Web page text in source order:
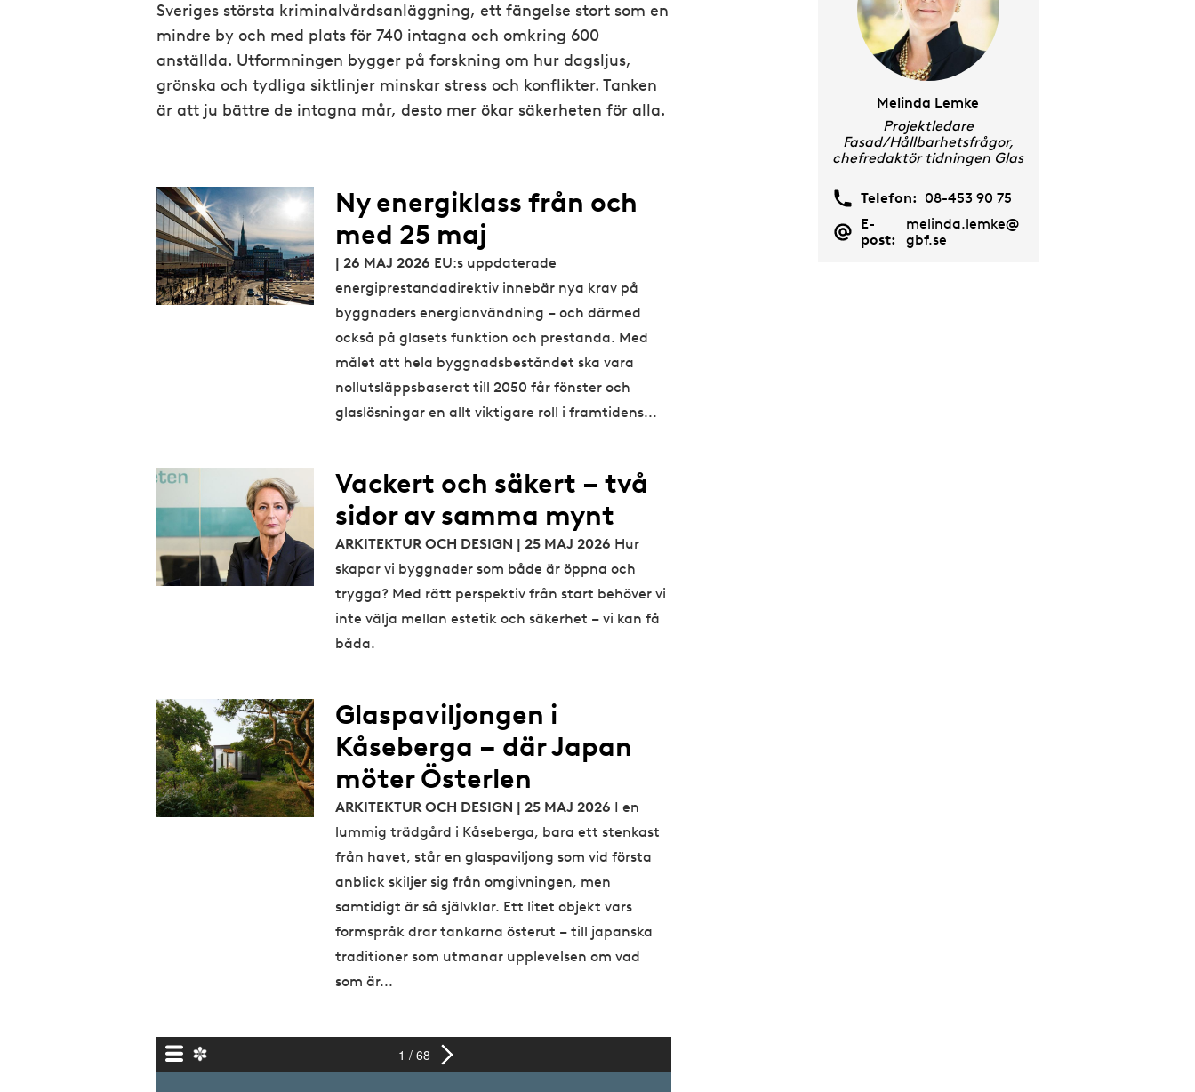
Sveriges största kriminalvårdsanläggning, ett fängelse stort som en
mindre by och med plats för 740 intagna och omkring 600
anställda. Utformningen bygger på forskning om hur dagsljus,
grönska och tydliga siktlinjer minskar stress och konflikter. Tanken
är att ju bättre de intagna mår, desto mer ökar säkerheten för alla.
Ny energiklass från och
med 25 maj
| 26 MAJ 2026 EU:s uppdaterade
energiprestandadirektiv innebär nya krav på
byggnaders energianvändning – och därmed
också på glasets funktion och prestanda. Med
målet att hela byggnadsbeståndet ska vara
nollutsläppsbaserat till 2050 får fönster och
glaslösningar en allt viktigare roll i framtidens...
Vackert och säkert – två
sidor av samma mynt
ARKITEKTUR OCH DESIGN | 25 MAJ 2026 Hur
skapar vi byggnader som både är öppna och
trygga? Med rätt perspektiv från start behöver vi
inte välja mellan estetik och säkerhet – vi kan få
båda.
Glaspaviljongen i
Kåseberga – där Japan
möter Österlen
ARKITEKTUR OCH DESIGN | 25 MAJ 2026 I en
lummig trädgård i Kåseberga, bara ett stenkast
från havet, står en glaspaviljong som vid första
anblick skiljer sig från omgivningen, men
samtidigt är så självklar. Ett litet objekt vars
formspråk drar tankarna österut – till japanska
traditioner som utmanar upplevelsen om vad
som är...
Melinda Lemke
Projektledare
Fasad/Hållbarhetsfrågor,
chefredaktör tidningen Glas
Telefon: 08-453 90 75
E-
post:
melinda.lemke@
gbf.se